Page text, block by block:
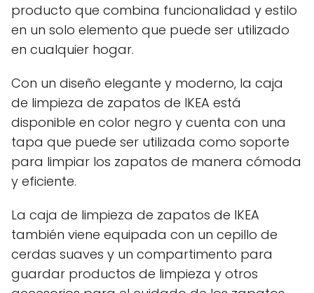
producto que combina funcionalidad y estilo
en un solo elemento que puede ser utilizado
en cualquier hogar.
Con un diseño elegante y moderno, la caja
de limpieza de zapatos de IKEA está
disponible en color negro y cuenta con una
tapa que puede ser utilizada como soporte
para limpiar los zapatos de manera cómoda
y eficiente.
La caja de limpieza de zapatos de IKEA
también viene equipada con un cepillo de
cerdas suaves y un compartimento para
guardar productos de limpieza y otros